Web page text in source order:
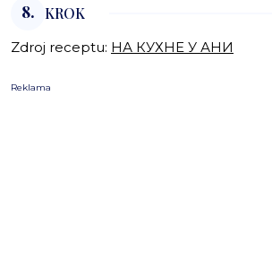
8. KROK
Zdroj receptu: НА КУХНЕ У АНИ
Reklama